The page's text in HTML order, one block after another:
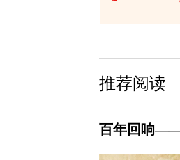
推荐阅读
百年回响——